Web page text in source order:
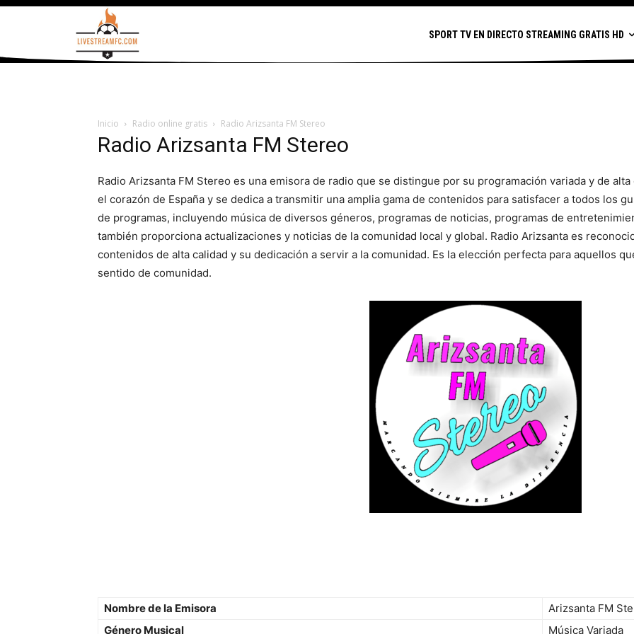
SPORT TV EN DIRECTO STREAMING GRATIS HD
Inicio Radio online gratis Radio Arizsanta FM Stereo
Radio Arizsanta FM Stereo
Radio Arizsanta FM Stereo es una emisora de radio que se distingue por su programación variada y de
el corazón de España y se dedica a transmitir una amplia gama de contenidos para satisfacer a todos los
de programas, incluyendo música de diversos géneros, programas de noticias, programas de
también proporciona actualizaciones y noticias de la comunidad local y global. Radio Arizsanta es
contenidos de alta calidad y su dedicación a servir a la comunidad. Es la elección perfecta para aquellos
sentido de comunidad.
Nombre de la Emisora
Arizsanta FM
Género Musical
Música Variada